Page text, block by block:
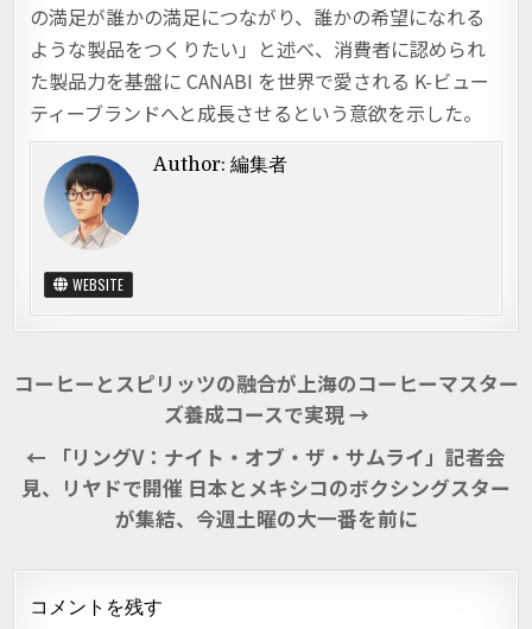
の満足が誰かの満足につながり、誰かの希望になれる
ような製品をつくりたい」と述べ、消費者に認められ
た製品力を基盤に CANABI を世界で愛される K-ビュー
ティーブランドへと成長させるという意欲を示した。
Author:編集者
WEBSITE
投稿ナビゲーション
コーヒーとスピリッツの融合が上海のコーヒーマスター
ズ養成コースで実現 →
← 「リングV：ナイト・オブ・ザ・サムライ」記者会
見、リヤドで開催 日本とメキシコのボクシングスター
が集結、今週土曜の大一番を前に
コメントを残す